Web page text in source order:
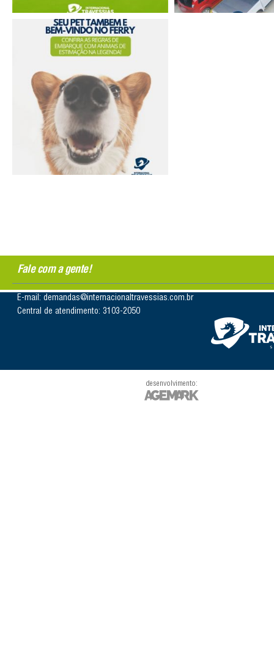
Fale com a gente!
E-mail: demandas@internacionaltravessias.com.br
Central de atendimento: 3103-2050
desenvolvimento: